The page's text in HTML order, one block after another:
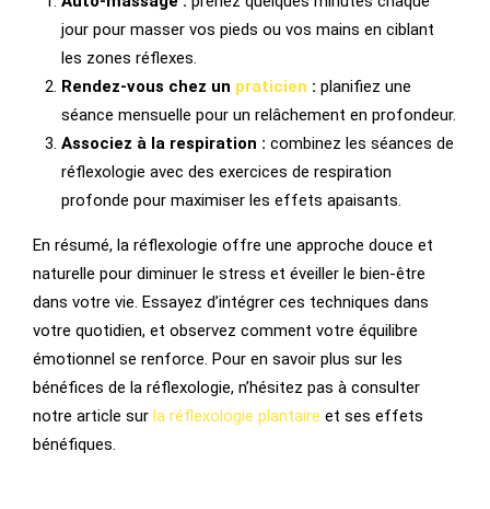
jour pour masser vos pieds ou vos mains en ciblant
les zones réflexes.
Rendez-vous chez un praticien : planifiez une
séance mensuelle pour un relâchement en profondeur.
Associez à la respiration : combinez les séances de
réflexologie avec des exercices de respiration
profonde pour maximiser les effets apaisants.
En résumé, la réflexologie offre une approche douce et
naturelle pour diminuer le stress et éveiller le bien-être
dans votre vie. Essayez d’intégrer ces techniques dans
votre quotidien, et observez comment votre équilibre
émotionnel se renforce. Pour en savoir plus sur les
bénéfices de la réflexologie, n’hésitez pas à consulter
notre article sur la réflexologie plantaire et ses effets
bénéfiques.